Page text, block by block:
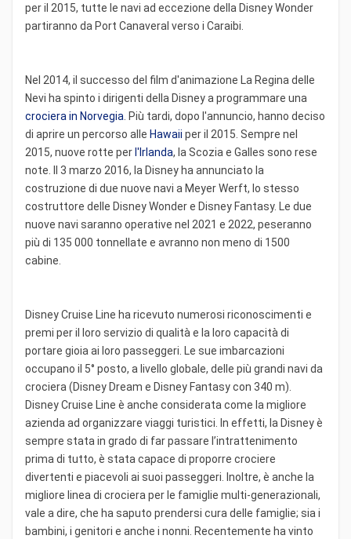
per il 2015, tutte le navi ad eccezione della Disney Wonder
partiranno da Port Canaveral verso i Caraibi.
Nel 2014, il successo del film d'animazione La Regina delle
Nevi ha spinto i dirigenti della Disney a programmare una
crociera in Norvegia. Più tardi, dopo l'annuncio, hanno deciso
di aprire un percorso alle Hawaii per il 2015. Sempre nel
2015, nuove rotte per l'Irlanda, la Scozia e Galles sono rese
note. Il 3 marzo 2016, la Disney ha annunciato la
costruzione di due nuove navi a Meyer Werft, lo stesso
costruttore delle Disney Wonder e Disney Fantasy. Le due
nuove navi saranno operative nel 2021 e 2022, peseranno
più di 135 000 tonnellate e avranno non meno di 1500
cabine.
Disney Cruise Line ha ricevuto numerosi riconoscimenti e
premi per il loro servizio di qualità e la loro capacità di
portare gioia ai loro passeggeri. Le sue imbarcazioni
occupano il 5° posto, a livello globale, delle più grandi navi da
crociera (Disney Dream e Disney Fantasy con 340 m).
Disney Cruise Line è anche considerata come la migliore
azienda ad organizzare viaggi turistici. In effetti, la Disney è
sempre stata in grado di far passare l’intrattenimento
prima di tutto, è stata capace di proporre crociere
divertenti e piacevoli ai suoi passeggeri. Inoltre, è anche la
migliore linea di crociera per le famiglie multi-generazionali,
vale a dire, che ha saputo prendersi cura delle famiglie; sia i
bambini, i genitori e anche i nonni. Recentemente ha vinto